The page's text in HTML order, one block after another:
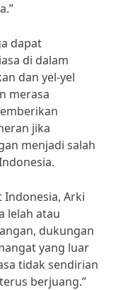
dapat
di dalam
dan yel-yel
merasa
jika
menjadi salah
Arki
lelah atau
dukungan
yang luar
tidak sendirian
berjuang.”